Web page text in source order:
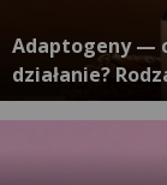
Adaptogeny —
działanie?